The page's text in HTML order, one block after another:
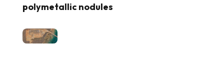
polymetallic nodules